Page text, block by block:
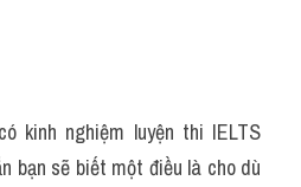
kinh nghiệm luyện thi IELTS
bạn sẽ biết một điều là cho dù